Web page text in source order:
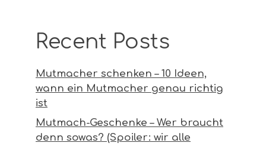
Recent Posts
Mutmacher schenken – 10 Ideen,
wann ein Mutmacher genau richtig
ist
Mutmach-Geschenke – Wer braucht
denn sowas? (Spoiler: wir alle